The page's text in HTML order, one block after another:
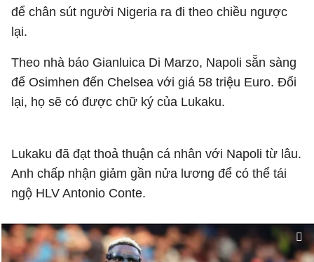
để chân sút người Nigeria ra đi theo chiều ngược
lại.
Theo nhà báo Gianluica Di Marzo, Napoli sẵn sàng
để Osimhen đến Chelsea với giá 58 triệu Euro. Đổi
lại, họ sẽ có được chữ ký của Lukaku.
Lukaku đã đạt thoả thuận cá nhân với Napoli từ lâu.
Anh chấp nhận giảm gần nửa lương để có thể tái
ngộ HLV Antonio Conte.